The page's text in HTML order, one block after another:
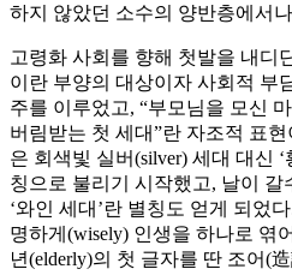
하지 않았던 소수의 양반층에서
고령화 사회를 향해 첫발을 내디
이란 부양의 대상이자 사회적 부
주를 이루었고, “부모님을 모신
버림받는 첫 세대”란 자조적 표
은 회색빛 실버(silver) 세대 대신
칭으로 불리기 시작했고, 날이
‘와인 세대’란 별칭도 얻게 되었
명하게(wisely) 인생을 하나로 엮
년(elderly)의 첫 글자를 딴 조어(